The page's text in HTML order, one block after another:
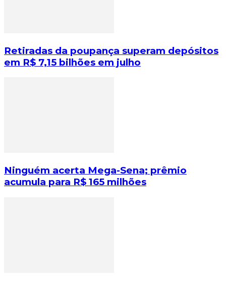
Retiradas da poupança superam depósitos
em R$ 7,15 bilhões em julho
Ninguém acerta Mega-Sena; prêmio
acumula para R$ 165 milhões